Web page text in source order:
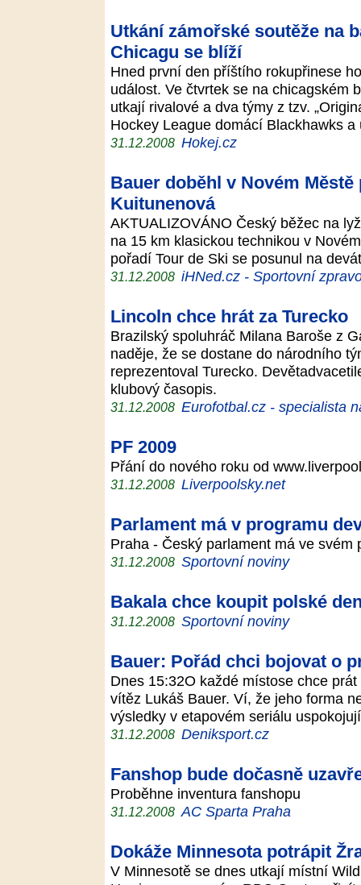
Utkání zámořské soutěže na
Chicagu se blíží
Hned první den příštího rokupřinese
událost. Ve čtvrtek se na chicagském
utkají rivalové a dva týmy z tzv.
Hockey League domácí Blackhawks
31.12.2008 Hokej.cz
Bauer doběhl v Novém
Kuitunenová
AKTUALIZOVÁNO Český běžec na
na 15 km klasickou technikou v
pořadí Tour de Ski se posunul na
31.12.2008 iHNed.cz - Sportovní
Lincoln chce hrát za Turecko
Brazilský spoluhráč Milana Baroše z
naděje, že se dostane do národního
reprezentoval Turecko.
klubový časopis.
31.12.2008 Eurofotbal.cz - specialista
PF 2009
Přání do nového roku od
31.12.2008 Liverpoolsky.net
Parlament má v programu
Praha - Český parlament má ve
31.12.2008 Sportovní noviny
Bakala chce koupit polské
31.12.2008 Sportovní noviny
Bauer: Pořád chci bojovat o
Dnes 15:32O každé místose chce
vítěz Lukáš Bauer. Ví, že jeho forma
výsledky v etapovém seriálu
31.12.2008 Deniksport.cz
Fanshop bude dočasně
Proběhne inventura fanshopu
31.12.2008 AC Sparta Praha
Dokáže Minnesota potrápit
V Minnesotě se dnes utkají místní